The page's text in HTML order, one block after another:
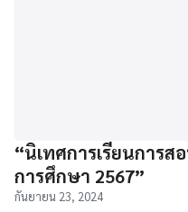
“นิเทศการเรียนการ
การศึกษา 2567”
กันยายน 23, 2024